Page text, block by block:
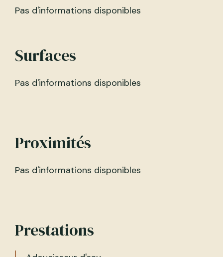
Pas d'informations disponibles
Surfaces
Pas d'informations disponibles
Proximités
Pas d'informations disponibles
Prestations